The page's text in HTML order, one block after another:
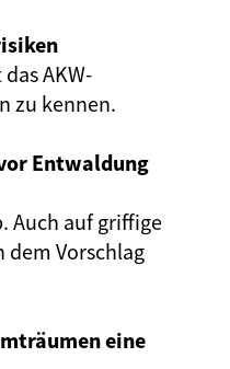
AKW-
zu kennen.
Entwaldung
Auch auf griffige
dem Vorschlag
eine